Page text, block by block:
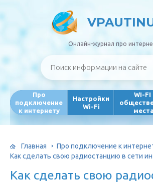
Онлайн-журнал про
Про
подключение
к интернету
Настройки
Wi-Fi
WI-FI
Главная
Про подключение к
Как сделать свою радиостанцию в сети
Как сделать свою